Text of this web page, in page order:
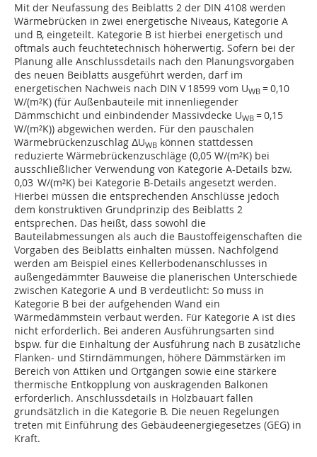
Mit der Neufassung des Beiblatts 2 der DIN 4108 werden
Wärmebrücken in zwei energetische Niveaus, Kategorie A
und B, eingeteilt. Kategorie B ist hierbei energetisch und
oftmals auch feuchtetechnisch höherwertig. Sofern bei der
Planung alle Anschlussdetails nach den Planungsvorgaben
des neuen Beiblatts ausgeführt werden, darf im
energetischen Nachweis nach DIN V 18599 vom UWB = 0,10
W/(m²K) (für Außenbauteile mit innenliegender
Dämmschicht und einbindender Massivdecke UWB = 0,15
W/(m²K)) abgewichen werden. Für den pauschalen
Wärmebrückenzuschlag ΔUWB können stattdessen
reduzierte Wärmebrücken­zuschläge (0,05 W/(m²K) bei
ausschließlicher Verwendung von Kategorie A-Details bzw.
0,03 W/(m²K) bei Kategorie B-Details angesetzt werden.
Hierbei müssen die entsprechenden Anschlüsse jedoch
dem konstruktiven Grundprinzip des Beiblatts 2
entsprechen. Das heißt, dass sowohl die
Bauteilabmessungen als auch die Baustoffeigenschaften die
Vorgaben des Beiblatts einhalten müssen. Nachfolgend
werden am Beispiel eines Kellerbodenanschlusses in
außenge­dämmter ­Bauweise die planerischen Unterschiede
zwischen Kategorie A und B verdeutlicht: So muss in
Kategorie B bei der aufgehenden Wand ein
Wärmedämmstein verbaut werden. Für Kategorie A ist dies
nicht erforderlich. Bei anderen Ausführungsarten sind
bspw. für die Einhaltung der Ausführung nach B zusätzliche
Flanken- und Stirndämmungen, höhere Dämmstärken im
Bereich von Attiken und Ortgängen sowie eine stärkere
thermische Entkopplung von auskragenden Balkonen
erforderlich. Anschlussdetails in Holzbauart fallen
grundsätzlich in die Kategorie B. Die neuen Regelungen
treten mit Einführung des Gebäudeenergiegesetzes (GEG) in
Kraft.